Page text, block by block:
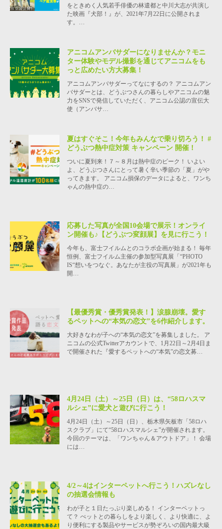
をときめく人気若手俳優の林遣都と中川大志が共演し
た映画『犬部！』が、2021年7月22日に公開されま
す。…
アニコムアンバサダーになりませんか？モニ
ター体験やモデル撮影を通じてアニコムをも
っと広めたい方大募集！
アニコムアンバサダーってなにするの？ アニコムアン
バサダーとは、どうぶつさんの暮らしやアニコムの魅
力をSNSで発信していただく、アニコム公認の宣伝大
使（アンバサ…
夏はすぐそこ！今年もみんなで乗り切ろう！ #
どうぶつ熱中症対策 キャンペーン 開催！
ついに夏到来！７～８月は熱中症のピーク！ いよい
よ、どうぶつさんにとって暑く辛い季節の「夏」がや
ってきます。 アニコム損保のデータによると、ワンち
ゃんの熱中症の…
応募した写真が全国10会場で展示！オンライ
ン開催も♪【どうぶつ変顔展】を見に行こう！
今年も、富士フイルムとのコラボ企画が始まる！ 毎年
恒例、富士フイルム主催の参加型写真展「“PHOTO
IS“想いをつなぐ。あなたが主役の写真展」が2021年も
開…
【最優秀賞・優秀賞発表！】涙腺崩壊。愛す
るペットへの“本気の恋文”を6作紹介します。
大好きなわが子への“本気の恋文”を募集しました。 ア
ニコムの公式Twitterアカウントで、1月22日～2月4日ま
で開催された『愛するペットへの“本気”の恋文募…
4月24日（土）～25日（日）は、“58ロハスマ
ルシェ”に愛犬と遊びに行こう！
4月24日（土）～25日（日）、栃木県矢板市「58ロハ
スクラブ」にて“58ロハスマルシェ”が開催されます。
今回のテーマは、「ワンちゃん＆アウトドア」！ 会場
には…
4/2～4はインターペットへ行こう！ハズレなし
の抽選会情報も
わが子と１日たっぷり楽しめる！ インターペットっ
て？ ぺットとの暮らしをより楽しく、より快適に、よ
り便利にする製品やサービスが勢ぞろいの国内最大級